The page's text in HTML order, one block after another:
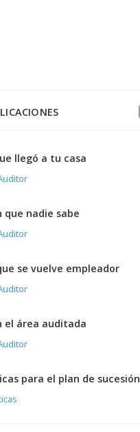
llegó a tu casa
que nadie sabe
se vuelve empleador
el área auditada
para el plan de sucesión